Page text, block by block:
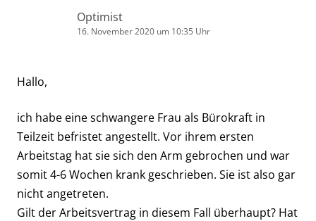
Optimist
16. November 2020 um 10:35 Uhr
Hallo,
ich habe eine schwangere Frau als Bürokraft in
Teilzeit befristet angestellt. Vor ihrem ersten
Arbeitstag hat sie sich den Arm gebrochen und war
somit 4-6 Wochen krank geschrieben. Sie ist also gar
nicht angetreten.
Gilt der Arbeitsvertrag in diesem Fall überhaupt? Hat